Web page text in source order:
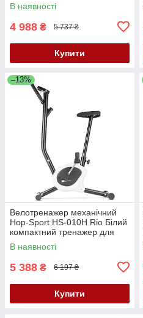
В наявності
4 988 ₴ 5 737 ₴
Купити
–13%
Велотренажер механічний
Hop-Sport HS-010H Rio Білий
компактний тренажер для
дому
В наявності
5 388 ₴ 6 197 ₴
Купити